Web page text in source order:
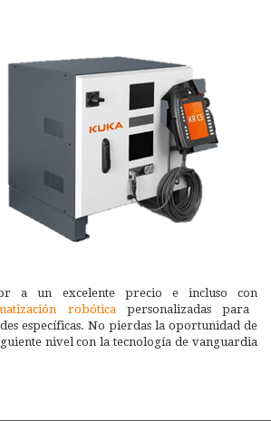
a un excelente precio e incluso con
robóticapersonalizadas para
específicas. No pierdas la oportunidad de
nivel con la tecnología de vanguardia